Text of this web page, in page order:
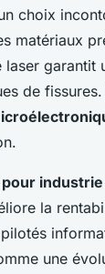
choix
matériaux
laser garantit
de
la
une